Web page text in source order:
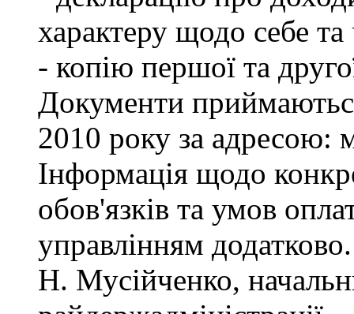
характеру щодо себе та
- копію першої та
Документи
2010 року за адресою:
Інформація щодо
обов'язків та умов
управлінням додатково.
Н. Мусійченко,